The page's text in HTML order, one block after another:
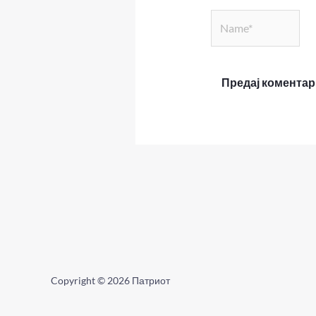
Copyright © 2026 Патриот